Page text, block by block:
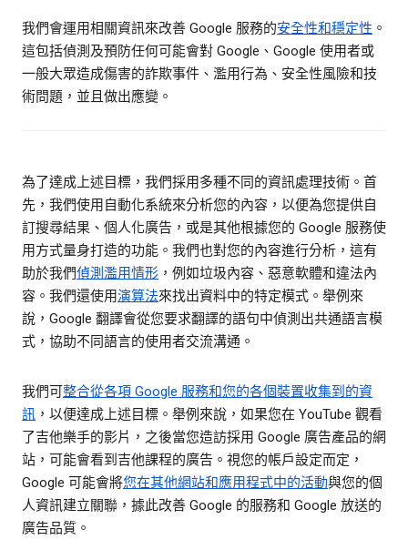
我們會運用相關資訊來改善 Google 服務的安全性和穩定性 。
這包括偵測及預防任何可能會對 Google、Google 使用者或
一般大眾造成傷害的詐欺事件、濫用行為、安全性風險和技
術問題，並且做出應變。
為了達成上述目標，我們採用多種不同的資訊處理技術。首
先，我們使用自動化系統來分析您的內容，以便為您提供自
訂搜尋結果、個人化廣告，或是其他根據您的 Google 服務使
用方式量身打造的功能。我們也對您的內容進行分析，這有
助於我們偵測濫用情形 ，例如垃圾內容、惡意軟體和違法內
容。我們還使用演算法來找出資料中的特定模式。舉例來
說，Google 翻譯會從您要求翻譯的語句中偵測出共通語言模
式，協助不同語言的使用者交流溝通。
我們可整合從各項 Google 服務和您的各個裝置收集到的資
訊 ，以便達成上述目標。舉例來說，如果您在 YouTube 觀看
了吉他樂手的影片，之後當您造訪採用 Google 廣告產品的網
站，可能會看到吉他課程的廣告。視您的帳戶設定而定，
Google 可能會將您在其他網站和應用程式中的活動與您的個
人資訊建立關聯，據此改善 Google 的服務和 Google 放送的
廣告品質。